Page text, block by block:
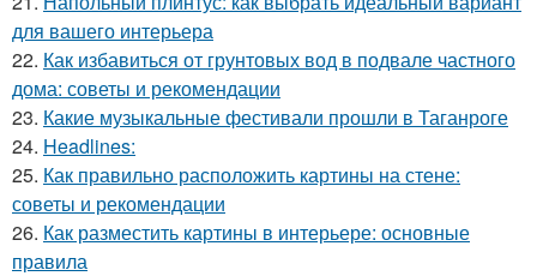
для вашего интерьера
22. Как избавиться от грунтовых вод в подвале частного
дома: советы и рекомендации
23. Какие музыкальные фестивали прошли в Таганроге
24. Headlines:
25. Как правильно расположить картины на стене:
советы и рекомендации
26. Как разместить картины в интерьере: основные
правила